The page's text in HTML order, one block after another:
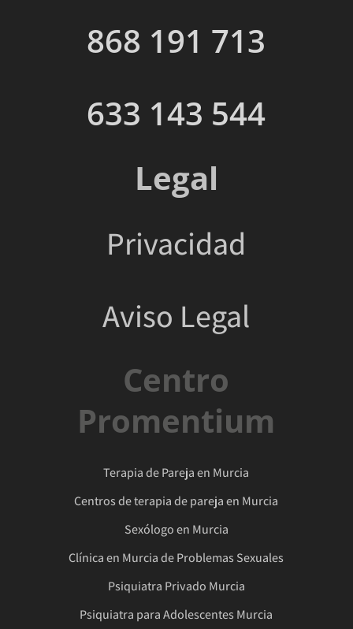
868 191 713
633 143 544
Legal
Privacidad
Aviso Legal
Centro
Promentium
Terapia de Pareja en Murcia
Centros de terapia de pareja en Murcia
Sexólogo en Murcia
Clínica en Murcia de Problemas Sexuales
Psiquiatra Privado Murcia
Psiquiatra para Adolescentes Murcia